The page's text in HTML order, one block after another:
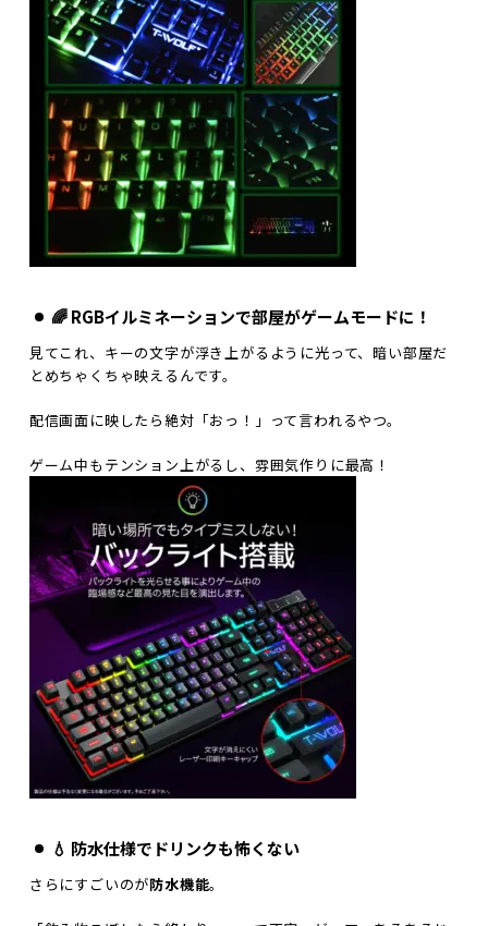
🌈 RGBイルミネーションで部屋がゲームモードに！
見てこれ、キーの文字が浮き上がるように光って、暗い部屋だ
とめちゃくちゃ映えるんです。
配信画面に映したら絶対「おっ！」って言われるやつ。
ゲーム中もテンション上がるし、雰囲気作りに最高！
💧 防水仕様でドリンクも怖くない
さらにすごいのが防水機能。